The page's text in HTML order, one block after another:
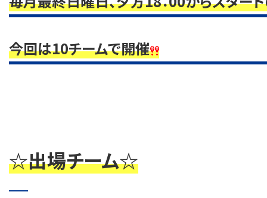
今回は10チームで開催
☆出場チーム☆